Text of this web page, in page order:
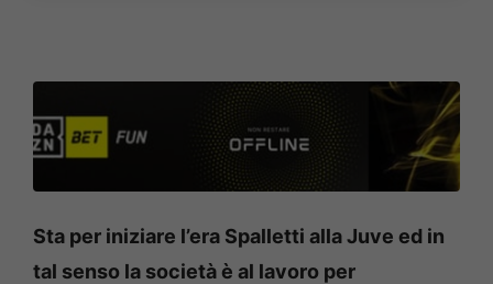
Sta per iniziare l’era Spalletti alla Juve ed in
tal senso la società è al lavoro per